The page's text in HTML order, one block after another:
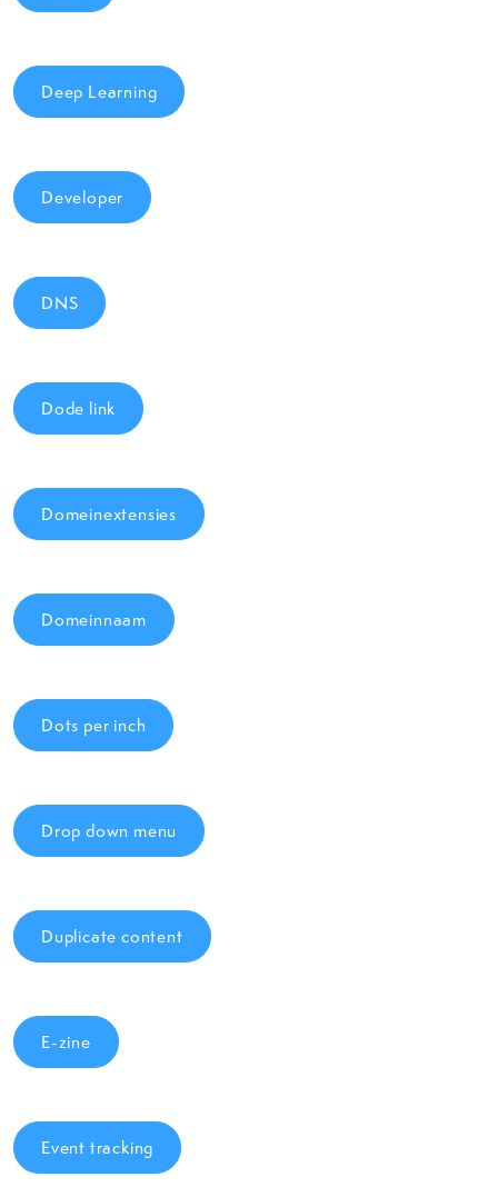
Deep Learning
Developer
DNS
Dode link
Domeinextensies
Domeinnaam
Dots per inch
Drop down menu
Duplicate content
E-zine
Event tracking